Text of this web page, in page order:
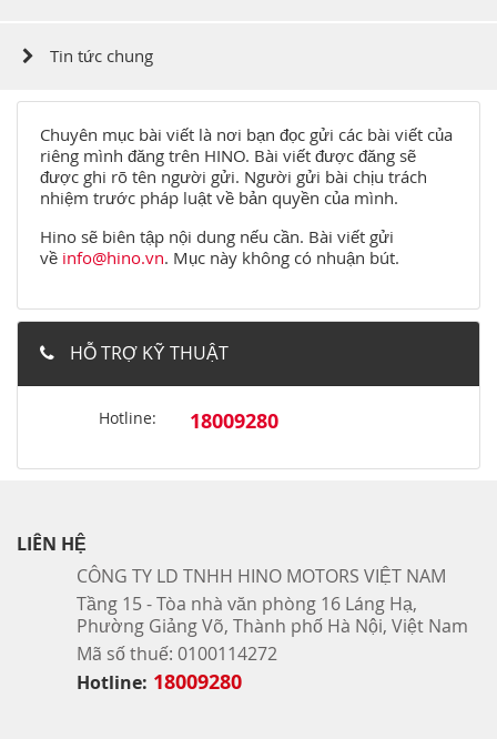
Tin tức chung
Chuyên mục bài viết là nơi bạn đọc gửi các bài viết của
riêng mình đăng trên HINO. Bài viết được đăng sẽ
được ghi rõ tên người gửi. Người gửi bài chịu trách
nhiệm trước pháp luật về bản quyền của mình.
Hino sẽ biên tập nội dung nếu cần. Bài viết gửi
về info@hino.vn. Mục này không có nhuận bút.
HỖ TRỢ KỸ THUẬT
Hotline: 18009280
LIÊN HỆ
CÔNG TY LD TNHH HINO MOTORS VIỆT NAM
Tầng 15 - Tòa nhà văn phòng 16 Láng Hạ,
Phường Giảng Võ, Thành phố Hà Nội, Việt Nam
Mã số thuế: 0100114272
Hotline: 18009280